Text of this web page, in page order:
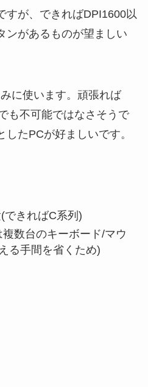
すが、できればDPI1600以
ンがあるものが望ましい
に使います。頑張れば
も不可能ではなさそうで
たPCが好ましいです。
できればC系列)
数台のキーボード/マウ
る手間を省くため)